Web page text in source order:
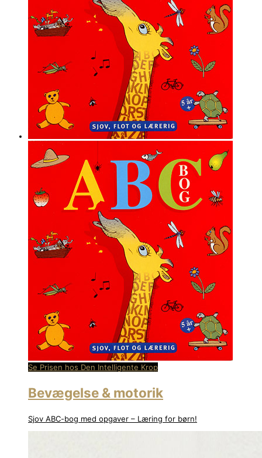
Se Prisen hos Den Intelligente Krop
Bevægelse & motorik
Sjov ABC-bog med opgaver – Læring for børn!